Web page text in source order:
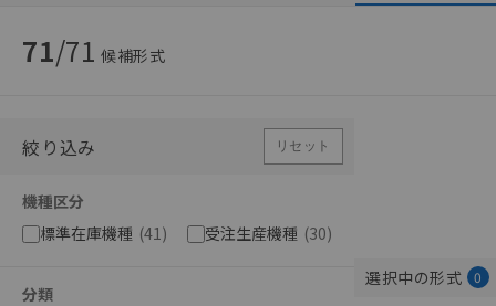
71/71 候補形式
絞り込み リセット
機種区分
標準在庫機種 (41) 受注生産機種 (30)
分類
選択中の形式 0